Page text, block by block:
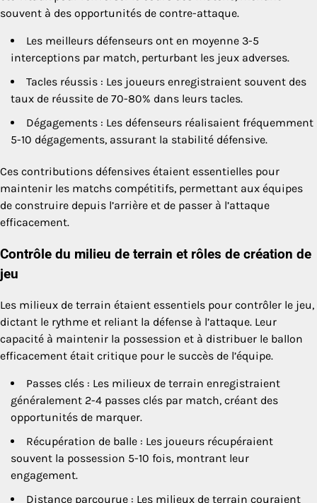
souvent à des opportunités de contre-attaque.
Les meilleurs défenseurs ont en moyenne 3-5
interceptions par match, perturbant les jeux adverses.
Tacles réussis : Les joueurs enregistraient souvent des
taux de réussite de 70-80% dans leurs tacles.
Dégagements : Les défenseurs réalisaient fréquemment
5-10 dégagements, assurant la stabilité défensive.
Ces contributions défensives étaient essentielles pour
maintenir les matchs compétitifs, permettant aux équipes
de construire depuis l’arrière et de passer à l’attaque
efficacement.
Contrôle du milieu de terrain et rôles de création de
jeu
Les milieux de terrain étaient essentiels pour contrôler le jeu,
dictant le rythme et reliant la défense à l’attaque. Leur
capacité à maintenir la possession et à distribuer le ballon
efficacement était critique pour le succès de l’équipe.
Passes clés : Les milieux de terrain enregistraient
généralement 2-4 passes clés par match, créant des
opportunités de marquer.
Récupération de balle : Les joueurs récupéraient
souvent la possession 5-10 fois, montrant leur
engagement.
Distance parcourue : Les milieux de terrain couraient